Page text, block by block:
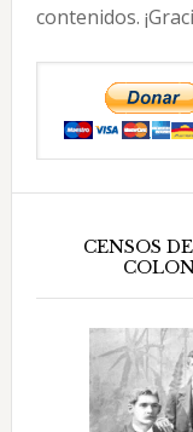
contenidos.
CENSOS